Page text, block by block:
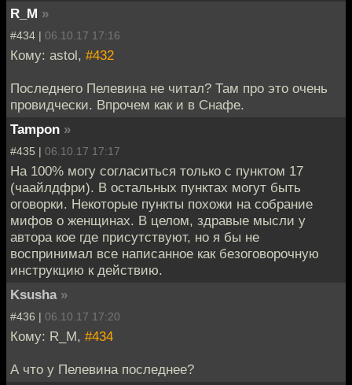
R_M »
#434 | 06.10.17 17:16
Кому: astol, #432
Последнего Пелевина не читал? Там про это очень
провидчески. Впрочем как и в Снафе.
Tampon »
#435 | 06.10.17 17:17
На 100% могу согласиться только с пунктом 17
(чаайлдфри). В остальных пунктах могут быть
оговорки. Некоторые пункты похожи на собрание
мифов о женщинах. В целом, здравые мысли у
автора кое где присутствуют, но я бы не
воспринимал все написанное как безоговорочную
инструкцию к действию.
Ksusha »
#436 | 06.10.17 17:20
Кому: R_M, #434
А что у Пелевина последнее?